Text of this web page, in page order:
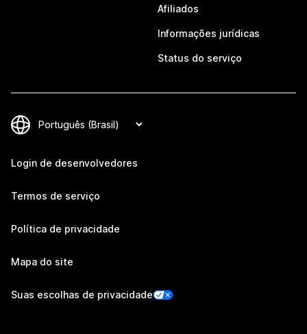
Afiliados
Informações jurídicas
Status do serviço
Login de desenvolvedores
Termos de serviço
Política de privacidade
Mapa do site
Suas escolhas de privacidade